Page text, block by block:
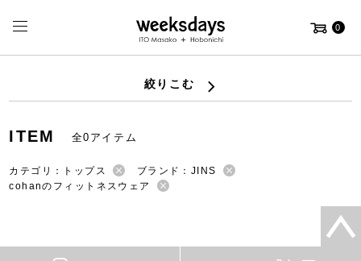
0
絞りこむ
ITEM 全0アイテム
カテゴリ：トップス
ブランド：JINS
cohanのフィットネスウェア